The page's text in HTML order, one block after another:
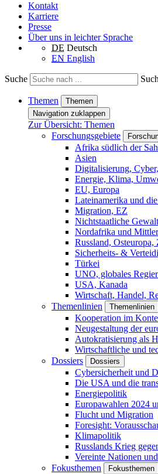
Kontakt
Karriere
Presse
Über uns in leichter Sprache
DE Deutsch
EN English
Suche
Themen
Themen
Navigation zuklappen
Zur Übersicht: Themen
Forschungsgebiete
Afrika südlich der
Asien
Digitalisierung,
Energie, Klima,
EU, Europa
Lateinamerika und
Migration, EZ
Nichtstaatliche Gewalt
Nordafrika und
Russland, Osteuropa,
Sicherheits- &
Türkei
UNO, globales
USA, Kanada
Wirtschaft, Handel,
Themenlinien
Themenlinien
Kooperation im
Neugestaltung der
Autokratisierung als
Wirtschaftliche und
Dossiers
Dossiers
Cybersicherheit und
Die USA und die
Energiepolitik
Europawahlen 2024
Flucht und Migration
Foresight:
Klimapolitik
Russlands Krieg
Vereinte Nationen
Fokusthemen
Fokusthemen